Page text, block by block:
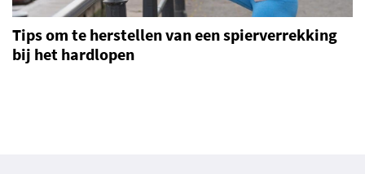
Tips om te herstellen van een spierverrekking
bij het hardlopen